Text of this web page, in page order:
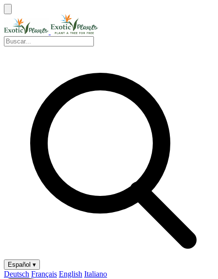
Español ▾
Deutsch Français English Italiano